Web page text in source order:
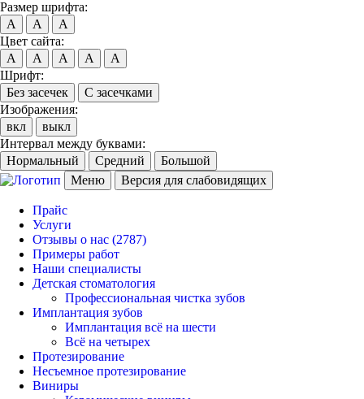
Размер шрифта:
A
A
A
Цвет сайта:
A
A A A
A
Шрифт:
Без засечек
С засечками
Изображения:
вкл
выкл
Интервал между буквами:
Нормальный
Средний
Большой
Меню
Версия для слабовидящих
Прайс
Услуги
Отзывы о нас (2787)
Примеры работ
Наши специалисты
Детская стоматология
Профессиональная чистка зубов
Имплантация зубов
Имплантация всё на шести
Всё на четырех
Протезирование
Несъемное протезирование
Виниры